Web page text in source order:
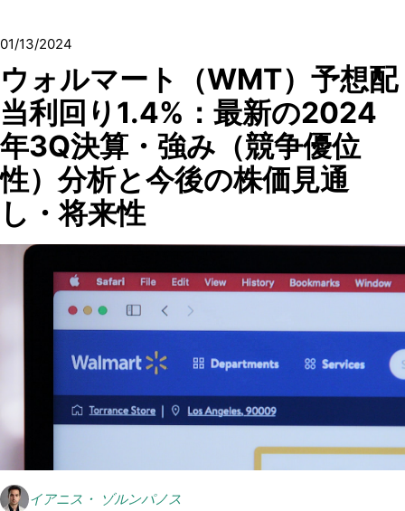
01/13/2024
ウォルマート（WMT）予想配
当利回り1.4%：最新の2024
年3Q決算・強み（競争優位
性）分析と今後の株価見通
し・将来性
イアニス・ ゾルンパノス